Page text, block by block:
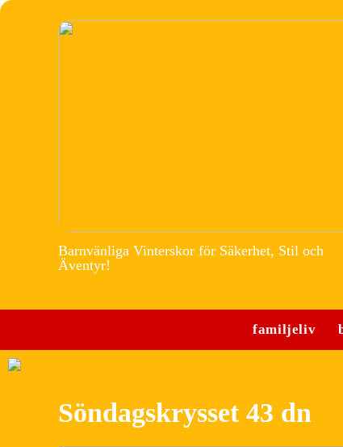
Barnvänliga Vinterskor för Säkerhet, Stil och
Äventyr!
familjeliv
Söndagskrysset 43 dn